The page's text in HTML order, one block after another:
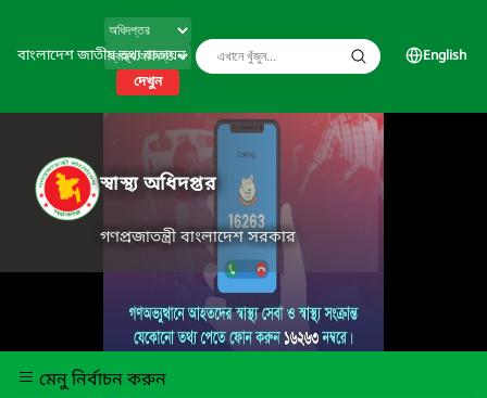
বাংলাদেশ জাতীয় তথ্য বাতায়ন
দেখুন
English
স্বাস্থ্য অধিদপ্তর
গণপ্রজাতন্ত্রী বাংলাদেশ সরকার
মেনু নির্বাচন করুন